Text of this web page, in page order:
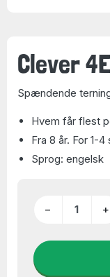
Clever
Spændende
Hvem får flest
Fra 8 år. For 1-4
Sprog: engelsk
− +